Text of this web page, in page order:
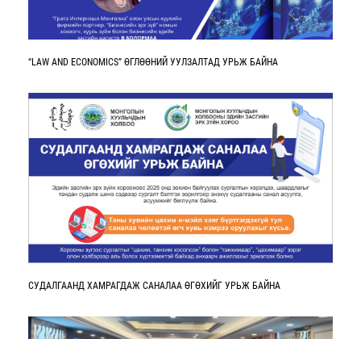
“LAW AND ECONOMICS” ӨГЛӨӨНИЙ УУЛЗАЛТАД УРЬЖ БАЙНА
СУДАЛГААНД ХАМРАГДАЖ САНАЛАА ӨГӨХИЙГ УРЬЖ БАЙНА